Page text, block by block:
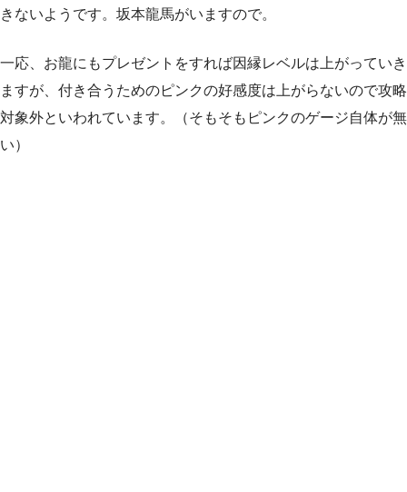
きないようです。坂本龍馬がいますので。
一応、お龍にもプレゼントをすれば因縁レベルは上がっていき
ますが、付き合うためのピンクの好感度は上がらないので攻略
対象外といわれています。（そもそもピンクのゲージ自体が無
い）